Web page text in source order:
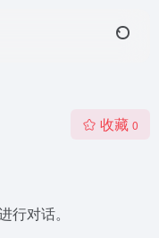
收藏 0
行对话。